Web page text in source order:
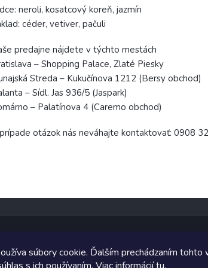
súbory cookie. Ďalším prechádzaním tohto
neroli, kosatcový koreň, jazmín
céder, vetiver, pačuli
predajne nájdete v týchto mestách
– Shopping Palace, Zlaté Piesky
Streda – Kukučínova 1212 (Bersy obchod)
– Sídl. Jas 936/5 (Jaspark)
– Palatínova 4 (Caremo obchod)
otázok nás neváhajte kontaktovať: 0908
Copyright 2026TopUpParfémy. Všetky práva